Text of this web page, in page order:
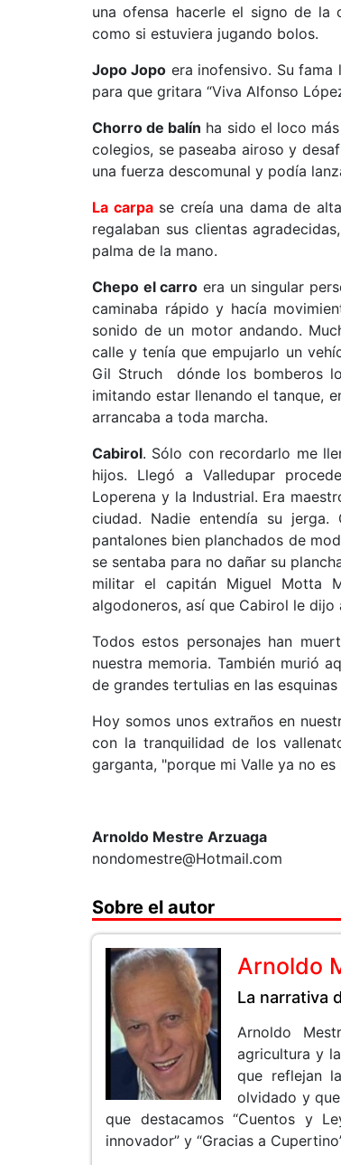
una ofensa hacerle el signo de la
como si estuviera jugando bolos.
Jopo Jopo era inofensivo. Su
para que gritara “Viva Alfonso
Chorro de balín ha sido el loco
colegios, se paseaba airoso y
una fuerza descomunal y podía
La carpase creía una dama de
regalaban sus clientas
palma de la mano.
Chepo el carro era un singular
caminaba rápido y hacía
sonido de un motor andando.
calle y tenía que empujarlo un
Gil Struch dónde los bomberos
imitando estar llenando el tanque,
arrancaba a toda marcha.
Cabirol. Sólo con recordarlo me
hijos. Llegó a Valledupar
Loperena y la Industrial. Era
ciudad. Nadie entendía su
pantalones bien planchados de
se sentaba para no dañar su
militar el capitán Miguel Motta
algodoneros, así que Cabirol le
Todos estos personajes han
nuestra memoria. También murió
de grandes tertulias en las
Hoy somos unos extraños en
con la tranquilidad de los
garganta, "porque mi Valle ya no es
Arnoldo Mestre Arzuaga
nondomestre@Hotmail.com
Sobre el autor
Arnoldo
La narrativa
Arnoldo
agricultura y
que reflejan
olvidado y
que destacamos “Cuentos y
innovador” y “Gracias a